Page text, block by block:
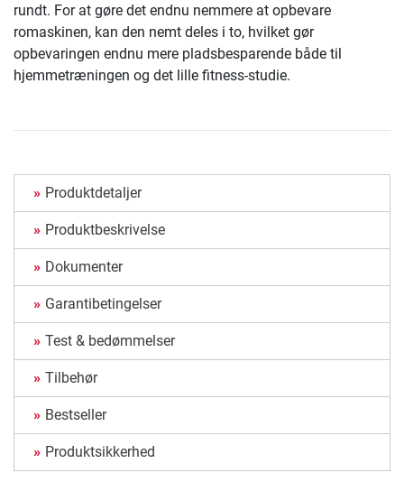
rundt. For at gøre det endnu nemmere at opbevare
romaskinen, kan den nemt deles i to, hvilket gør
opbevaringen endnu mere pladsbesparende både til
hjemmetræningen og det lille fitness-studie.
Produktdetaljer
Produktbeskrivelse
Dokumenter
Garantibetingelser
Test & bedømmelser
Tilbehør
Bestseller
Produktsikkerhed